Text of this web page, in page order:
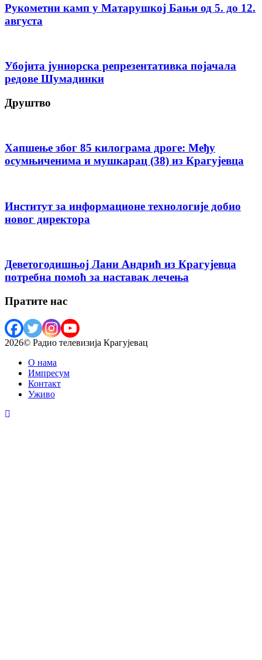
Рукометни камп у Матарушкој Бањи од 5. до 12.
августа
Убојита јуниорска репрезентативка појачала
редове Шумадинки
Друштво
Хапшење због 85 килограма дроге: Међу
осумњиченима и мушкарац (38) из Крагујевца
Институт за информационе технологије добио
новог директора
Деветогодишњој Лани Андрић из Крагујевца
потребна помоћ за наставак лечења
Пратите нас
2026© Радио телевизија Крагујевац
О нама
Импресум
Контакт
Уживо